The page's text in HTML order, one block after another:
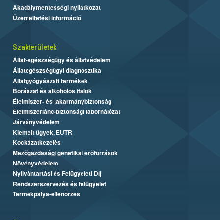
Akadálymentességi nyilatkozat
Üzemeltetési információ
Szakterületek
Állat-egészségügy és állatvédelem
Állategészségügyi diagnosztika
Állatgyógyászati termékek
Borászat és alkoholos italok
Élelmiszer- és takarmánybiztonság
Élelmiszerlánc-biztonsági laborhálózat
Járványvédelem
Kiemelt ügyek, EUTR
Kockázatkezelés
Mezőgazdasági genetikai erőforrások
Növényvédelem
Nyilvántartási és Felügyeleti Díj
Rendszerszervezés és felügyelet
Termékpálya-ellenőrzés